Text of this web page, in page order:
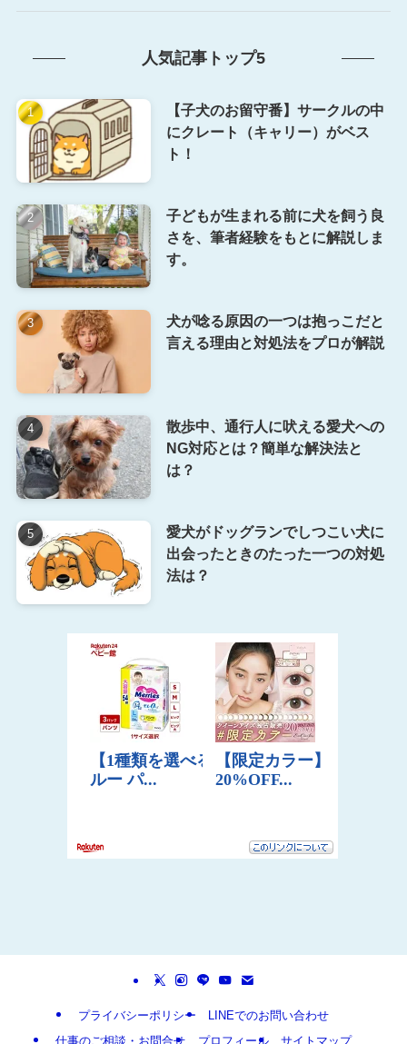
人気記事トップ5
【子犬のお留守番】サークルの中
にクレート（キャリー）がベス
ト！
子どもが生まれる前に犬を飼う良
さを、筆者経験をもとに解説しま
す。
犬が唸る原因の一つは抱っこだと
言える理由と対処法をプロが解説
散歩中、通行人に吠える愛犬への
NG対応とは？簡単な解決法と
は？
愛犬がドッグランでしつこい犬に
出会ったときのたった一つの対処
法は？
プライバシーポリシー
LINEでのお問い合わせ
仕事のご相談・お問合せ
プロフィール サイトマップ